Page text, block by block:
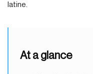
latine.
At a glance